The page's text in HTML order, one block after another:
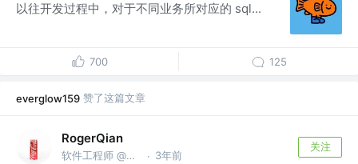
以往开发过程中，对于不同业务所对应的 sql...
700 125
everglow159 赞了这篇文章
RogerQian
软件工程师 @宁波银行 · 3年前
关注